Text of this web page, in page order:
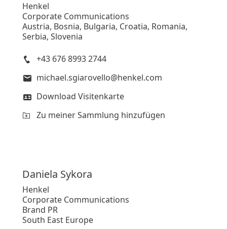
Henkel
Corporate Communications
Austria, Bosnia, Bulgaria, Croatia, Romania,
Serbia, Slovenia
+43 676 8993 2744
michael.sgiarovello@henkel.com
Download Visitenkarte
Zu meiner Sammlung hinzufügen
Daniela Sykora
Henkel
Corporate Communications
Brand PR
South East Europe